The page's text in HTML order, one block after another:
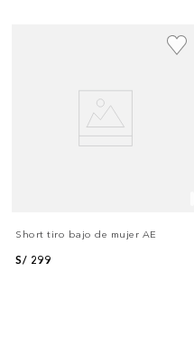
Short tiro bajo de mujer AE
S/ 299